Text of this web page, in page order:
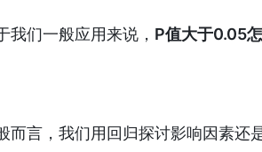
我们一般应用来说， P值大于0.05
而言，我们用回归探讨影响因素还